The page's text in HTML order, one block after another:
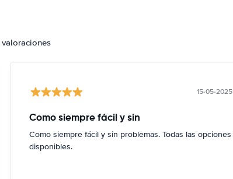
15-05-2025
Como siempre fácil y sin
Como siempre fácil y sin problemas. Todas las opciones
disponibles.